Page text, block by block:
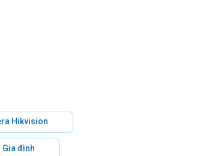
Hikvision
Gia đình